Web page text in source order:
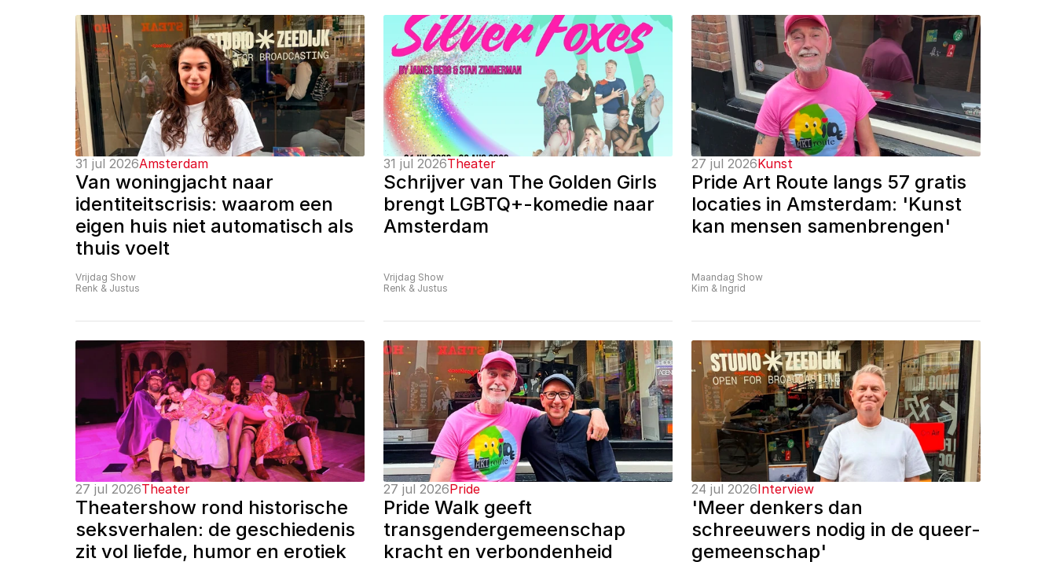
31 jul 2026Amsterdam
Van woningjacht naar
identiteitscrisis: waarom een
eigen huis niet automatisch als
thuis voelt
Vrijdag Show
Renk & Justus
31 jul 2026Theater
Schrijver van The Golden Girls
brengt LGBTQ+-komedie naar
Amsterdam
Vrijdag Show
Renk & Justus
27 jul 2026Kunst
Pride Art Route langs 57 gratis
locaties in Amsterdam: 'Kunst
kan mensen samenbrengen'
Maandag Show
Kim & Ingrid
27 jul 2026Theater
Theatershow rond historische
seksverhalen: de geschiedenis
zit vol liefde, humor en erotiek
27 jul 2026Pride
Pride Walk geeft
transgendergemeenschap
kracht en verbondenheid
24 jul 2026Interview
'Meer denkers dan
schreeuwers nodig in de queer-
gemeenschap'